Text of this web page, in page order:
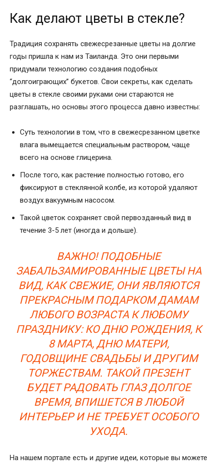
Как делают цветы в стекле?
Традиция сохранять свежесрезанные цветы на долгие
годы пришла к нам из Таиланда. Это они первыми
придумали технологию создания подобных
“долгоиграющих” букетов. Свои секреты, как сделать
цветы в стекле своими руками они стараются не
разглашать, но основы этого процесса давно известны:
Суть технологии в том, что в свежесрезанном цветке
влага вымещается специальным раствором, чаще
всего на основе глицерина.
После того, как растение полностью готово, его
фиксируют в стеклянной колбе, из которой удаляют
воздух вакуумным насосом.
Такой цветок сохраняет свой первозданный вид в
течение 3-5 лет (иногда и дольше).
ВАЖНО! ПОДОБНЫЕ
ЗАБАЛЬЗАМИРОВАННЫЕ ЦВЕТЫ НА
ВИД, КАК СВЕЖИЕ, ОНИ ЯВЛЯЮТСЯ
ПРЕКРАСНЫМ ПОДАРКОМ ДАМАМ
ЛЮБОГО ВОЗРАСТА К ЛЮБОМУ
ПРАЗДНИКУ: КО ДНЮ РОЖДЕНИЯ, К
8 МАРТА, ДНЮ МАТЕРИ,
ГОДОВЩИНЕ СВАДЬБЫ И ДРУГИМ
ТОРЖЕСТВАМ. ТАКОЙ ПРЕЗЕНТ
БУДЕТ РАДОВАТЬ ГЛАЗ ДОЛГОЕ
ВРЕМЯ, ВПИШЕТСЯ В ЛЮБОЙ
ИНТЕРЬЕР И НЕ ТРЕБУЕТ ОСОБОГО
УХОДА.
На нашем портале есть и другие идеи, которые вы можете